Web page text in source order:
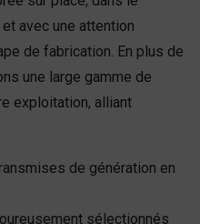
avec une attention
de fabrication. En plus de
une large gamme de
exploitation, alliant
de génération en
sélectionnés